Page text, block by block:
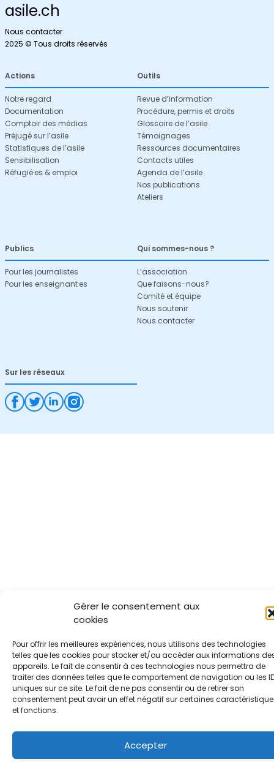
Gérer le consentement aux
cookies
Pour offrir les meilleures expériences, nous utilisons des technologies
telles que les cookies pour stocker et/ou accéder aux informations
appareils. Le fait de consentir à ces technologies nous permettra de
traiter des données telles que le comportement de navigation ou les
uniques sur ce site. Le fait de ne pas consentir ou de retirer son
consentement peut avoir un effet négatif sur certaines
et fonctions.
Accepter
asile.ch
Nous contacter
2025 © Tous droits réservés
Actions
Notre regard
Documentation
Comptoir des médias
Préjugé sur l’asile
Statistiques de l’asile
Sensibilisation
Réfugié·es & emploi
Outils
Revue d’information
Procédure, permis et droits
Glossaire de l’asile
Témoignages
Ressources documentaires
Contacts utiles
Agenda de l’asile
Nos publications
Ateliers
Publics
Pour les journalistes
Pour les enseignant·es
Qui sommes-nous ?
L’association
Que faisons-nous?
Comité et équipe
Nous soutenir
Nous contacter
Sur les réseaux